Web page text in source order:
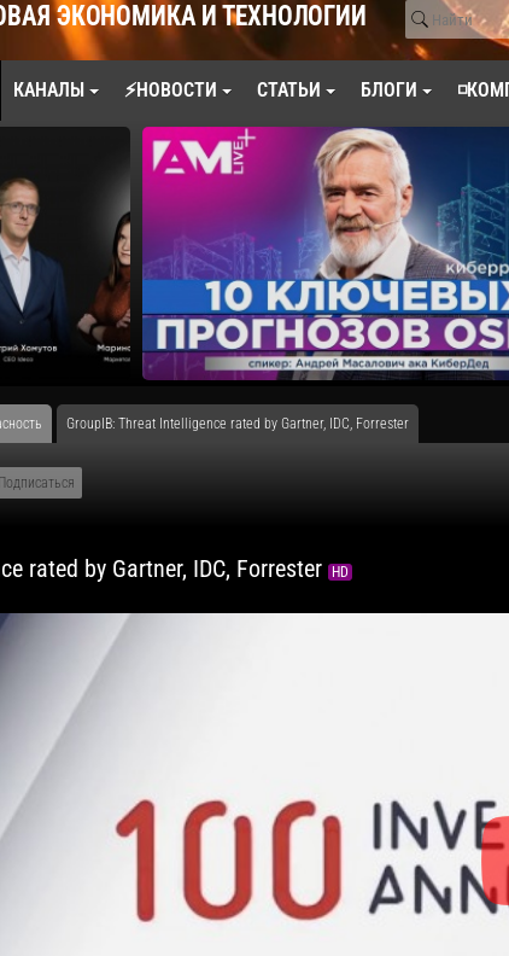
ЭКОНОМИКА И ТЕХНОЛОГИИ
КАНАЛЫ ⚡НОВОСТИ СТАТЬИ БЛОГИ
GroupIB: Threat Intelligence rated by Gartner, IDC, Forrester
Подписаться
rated by Gartner, IDC, Forrester HD